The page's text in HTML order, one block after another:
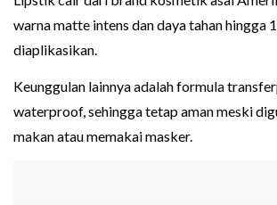
warna matte intens dan daya tahan hingga
diaplikasikan.
Keunggulan lainnya adalah formula
waterproof, sehingga tetap aman meski
makan atau memakai masker.